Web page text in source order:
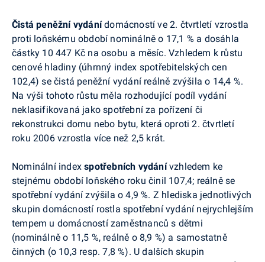
Čistá peněžní vydánídomácností ve 2. čtvrtletí vzrostla
proti loňskému období nominálně o 17,1 % a dosáhla
částky 10 447 Kč na osobu a měsíc. Vzhledem k růstu
cenové hladiny (úhrnný index spotřebitelských cen
102,4) se čistá peněžní vydání reálně zvýšila o 14,4 %.
Na výši tohoto růstu měla rozhodující podíl vydání
neklasifikovaná jako spotřební za pořízení či
rekonstrukci domu nebo bytu, která oproti 2. čtvrtletí
roku 2006 vzrostla více než 2,5 krát.
Nominální indexspotřebních vydánívzhledem ke
stejnému období loňského roku činil 107,4; reálně se
spotřební vydání zvýšila o 4,9 %. Z hlediska jednotlivých
skupin domácností rostla spotřební vydání nejrychlejším
tempem u domácností zaměstnanců s dětmi
(nominálně o 11,5 %, reálně o 8,9 %) a samostatně
činných (o 10,3 resp. 7,8 %). U dalších skupin